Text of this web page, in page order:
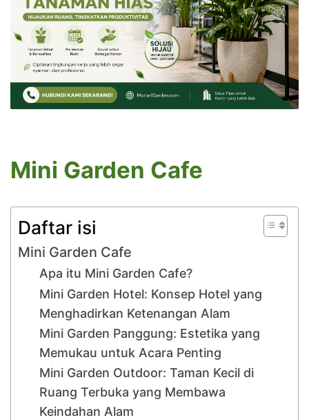
Mini Garden Cafe
Daftar isi
Mini Garden Cafe
Apa itu Mini Garden Cafe?
Mini Garden Hotel: Konsep Hotel yang
Menghadirkan Ketenangan Alam
Mini Garden Panggung: Estetika yang
Memukau untuk Acara Penting
Mini Garden Outdoor: Taman Kecil di
Ruang Terbuka yang Membawa
Keindahan Alam